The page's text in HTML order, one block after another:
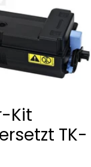
Kit
TK-